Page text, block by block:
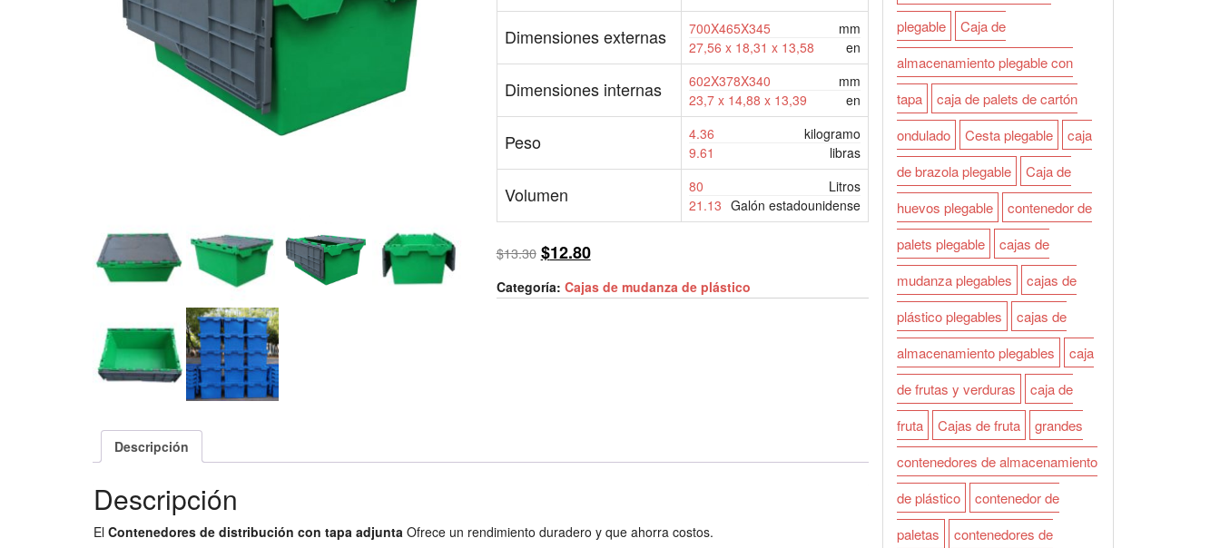
Dimensiones externas 700X465X345
mm
27,56 x 18,31 x 13,58
en
Dimensiones internas 602X378X340
mm
23,7 x 14,88 x 13,39
en
Peso 4.36
kilogramo
9.61
libras
Volumen 80
Litros
21.13 Galón estadounidense
$13.30 El
original
$12.80El
actual
Categoría: Cajas de mudanza de plástico
Descripción
Descripción
El Contenedores de distribución con tapa adjunta Ofrece un rendimiento duradero y que ahorra costos.
plegable
Caja de
almacenamiento plegable con
tapa
caja de palets de cartón
ondulado
Cesta plegable
caja
de brazola plegable
Caja de
huevos plegable
contenedor de
palets plegable
cajas de
mudanza plegables
cajas de
plástico plegables
cajas de
almacenamiento plegables
caja
de frutas y verduras
caja de
fruta
Cajas de fruta
grandes
contenedores de almacenamiento
de plástico
contenedor de
paletas
contenedores de